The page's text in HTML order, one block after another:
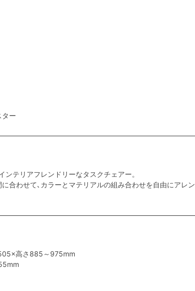
ター
テリアフレンドリーなタスクチェアー。
合わせて､カラーとマテリアルの組み合わせを自由にアレン
高さ885～975mm